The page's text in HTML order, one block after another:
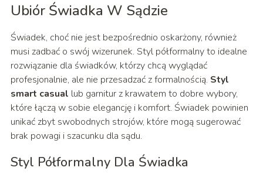
Ubiór Świadka W Sądzie
Świadek, choć nie jest bezpośrednio oskarżony, również
musi zadbać o swój wizerunek. Styl półformalny to idealne
rozwiązanie dla świadków, którzy chcą wyglądać
profesjonalnie, ale nie przesadzać z formalnością. Styl
smart casual lub garnitur z krawatem to dobre wybory,
które łączą w sobie elegancję i komfort. Świadek powinien
unikać zbyt swobodnych strojów, które mogą sugerować
brak powagi i szacunku dla sądu.
Styl Półformalny Dla Świadka